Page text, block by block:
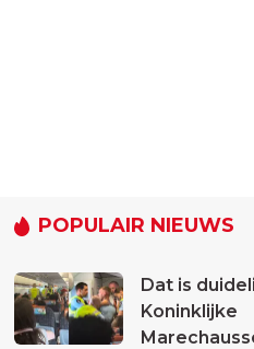
POPULAIR NIEUWS
Dat is
Koninklijke